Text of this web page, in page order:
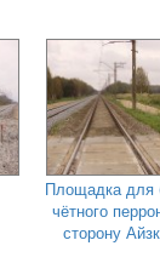
Площадка для
чётного
сторону